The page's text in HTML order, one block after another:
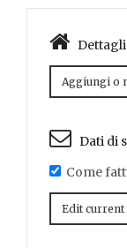
Aggiungi o
Dati di
Come
Edit